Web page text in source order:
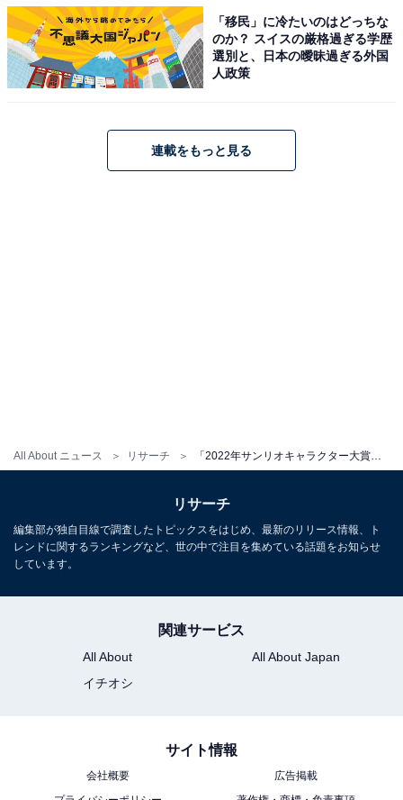
All About ニュース リサーチ 「2022年サンリオキャラクター大賞」シナモロールが3連覇！ “3大犬キャラ”の鉄壁TOP3は破られる
「移民」に冷たいのはどっちな
のか？ スイスの厳格過ぎる学歴
選別と、日本の曖昧過ぎる外国
人政策
連載をもっと見る
リサーチ
編集部が独自目線で調査したトピックスをはじめ、最新のリリース情報、ト
レンドに関するランキングなど、世の中で注目を集めている話題をお知らせ
しています。
関連サービス
All About
All About Japan
イチオシ
サイト情報
会社概要
広告掲載